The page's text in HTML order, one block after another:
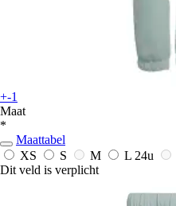
+-1
Maat
*
Maattabel
XS
S M L 24u
Dit veld is verplicht